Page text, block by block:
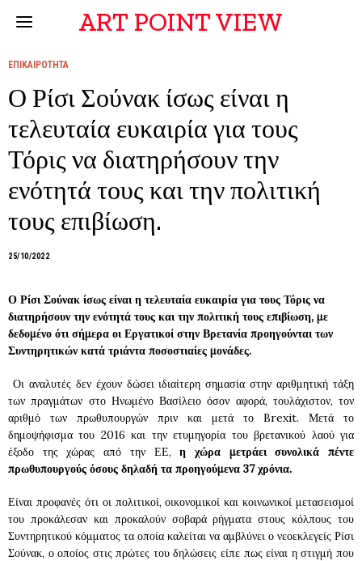
ART POINT VIEW
ΕΠΙΚΑΙΡΟΤΗΤΑ
Ο Ρίσι Σούνακ ίσως είναι η
τελευταία ευκαιρία για τους
Τόρις να διατηρήσουν την
ενότητά τους και την πολιτική
τους επιβίωση.
25/10/2022
Ο Ρίσι Σούνακ ίσως είναι η τελευταία ευκαιρία για τους Τόρις να
διατηρήσουν την ενότητά τους και την πολιτική τους επιβίωση, με
δεδομένο ότι σήμερα οι Εργατικοί στην Βρετανία προηγούνται των
Συντηρητικών κατά τριάντα ποσοστιαίες μονάδες.
Οι αναλυτές δεν έχουν δώσει ιδιαίτερη σημασία στην αριθμητική τάξη
των πραγμάτων στο Ηνωμένο Βασίλειο όσον αφορά, τουλάχιστον, τον
αριθμό των πρωθυπουργών πριν και μετά το Brexit. Μετά το
δημοψήφισμα του 2016 και την ετυμηγορία του βρετανικού λαού για
έξοδο της χώρας από την ΕΕ,η χώρα μετράει συνολικά πέντε
πρωθυπουργούς όσους δηλαδή τα προηγούμενα 37 χρόνια.
Είναι προφανές ότι οι πολιτικοί, οικονομικοί και κοινωνικοί μετασεισμοί
του προκάλεσαν και προκαλούν σοβαρά ρήγματα στους κόλπους του
Συντηρητικού κόμματος τα οποία καλείται να αμβλύνει ο νεοεκλεγείς Ρίσι
Σούνακ, ο οποίος στις πρώτες του δηλώσεις είπε πως είναι η στιγμή που